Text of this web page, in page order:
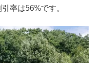
率は56%です。